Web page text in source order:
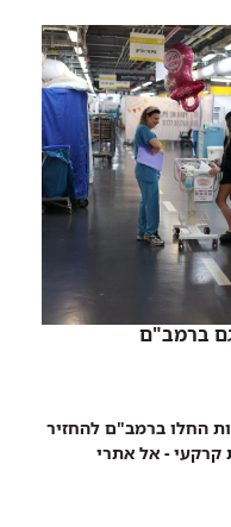
ברמב"ם
החלו ברמב"ם להחזיר
- אל אתרי